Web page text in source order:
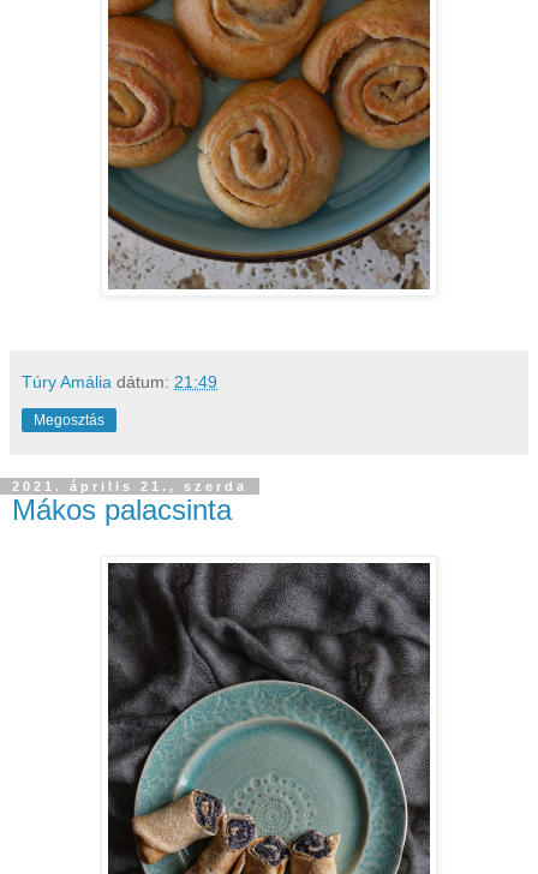
Túry Amália dátum: 21:49
Megosztás
2021. április 21., szerda
Mákos palacsinta